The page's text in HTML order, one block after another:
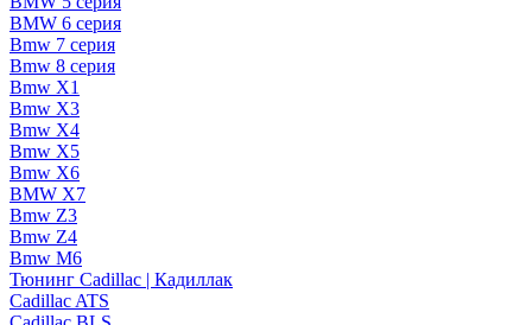
BMW 6 серия
Bmw 7 серия
Bmw 8 серия
Bmw X1
Bmw X3
Bmw X4
Bmw X5
Bmw X6
BMW X7
Bmw Z3
Bmw Z4
Bmw М6
Тюнинг Cadillac | Кадиллак
Cadillac ATS